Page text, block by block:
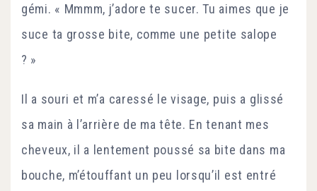
gémi. « Mmmm, j’adore te sucer. Tu aimes que je
suce ta grosse bite, comme une petite salope
? »
Il a souri et m’a caressé le visage, puis a glissé
sa main à l’arrière de ma tête. En tenant mes
cheveux, il a lentement poussé sa bite dans ma
bouche, m’étouffant un peu lorsqu’il est entré